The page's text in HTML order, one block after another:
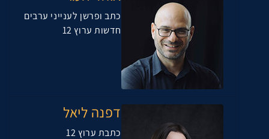
כתב ופרשן לענייני ערבים
חדשות ערוץ 12
דפנה ליאל
כתבת ערוץ 12